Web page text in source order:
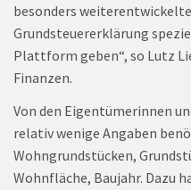
besonders
Grundsteuererklärung
Plattform geben“, so Lutz
Finanzen.
Von den Eigentümerinnen
relativ wenige Angaben
Wohngrundstücken,
Wohnfläche, Baujahr. Dazu